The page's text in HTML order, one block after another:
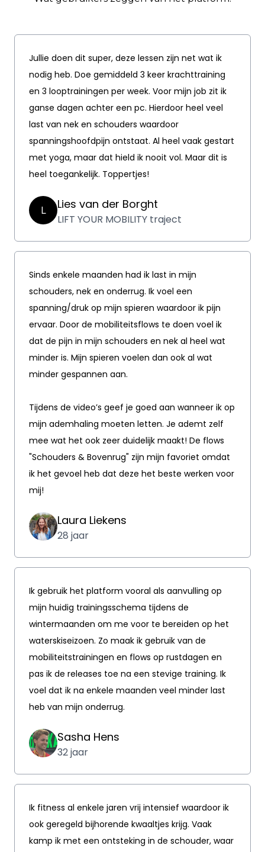
Jullie doen dit super, deze lessen zijn net wat ik
nodig heb. Doe gemiddeld 3 keer krachttraining
en 3 looptrainingen per week. Voor mijn job zit ik
ganse dagen achter een pc. Hierdoor heel veel
last van nek en schouders waardoor
spanningshoofdpijn ontstaat. Al heel vaak gestart
met yoga, maar dat hield ik nooit vol. Maar dit is
heel toegankelijk. Toppertjes!
L Lies van der Borght
LIFT YOUR MOBILITY traject
Sinds enkele maanden had ik last in mijn
schouders, nek en onderrug. Ik voel een
spanning/druk op mijn spieren waardoor ik pijn
ervaar. Door de mobiliteitsflows te doen voel ik
dat de pijn in mijn schouders en nek al heel wat
minder is. Mijn spieren voelen dan ook al wat
minder gespannen aan.
Tijdens de video’s geef je goed aan wanneer ik op
mijn ademhaling moeten letten. Je ademt zelf
mee wat het ook zeer duidelijk maakt! De flows
"Schouders & Bovenrug" zijn mijn favoriet omdat
ik het gevoel heb dat deze het beste werken voor
mij!
Laura Liekens
28 jaar
Ik gebruik het platform vooral als aanvulling op
mijn huidig trainingsschema tijdens de
wintermaanden om me voor te bereiden op het
waterskiseizoen. Zo maak ik gebruik van de
mobiliteitstrainingen en flows op rustdagen en
pas ik de releases toe na een stevige training. Ik
voel dat ik na enkele maanden veel minder last
heb van mijn onderrug.
Sasha Hens
32 jaar
Ik fitness al enkele jaren vrij intensief waardoor ik
ook geregeld bijhorende kwaaltjes krijg. Vaak
kamp ik met een ontsteking in de schouder, waar